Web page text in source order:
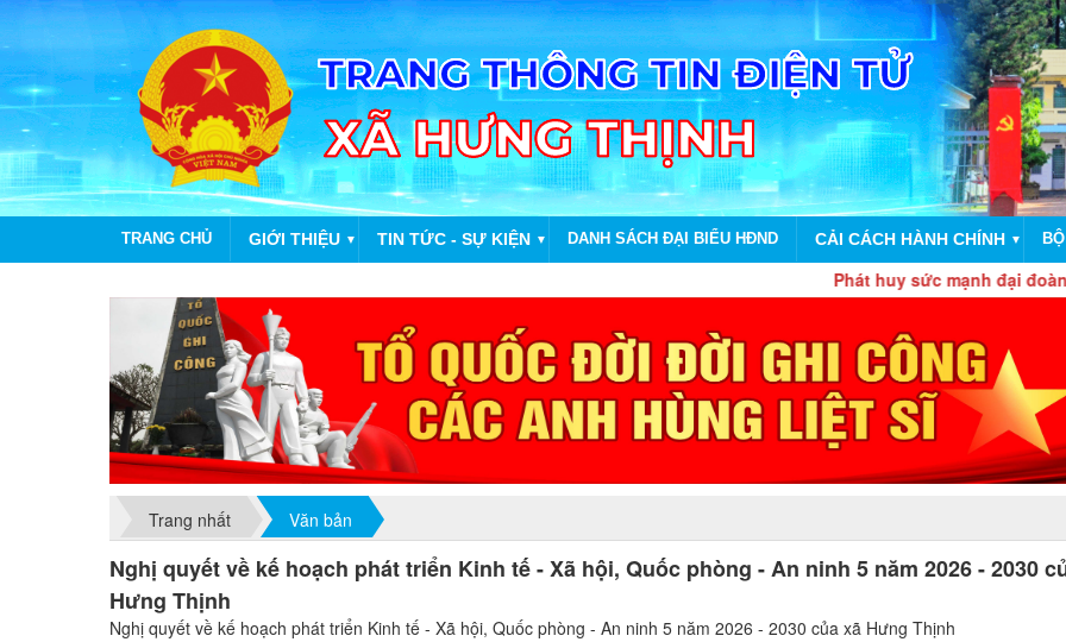
TRANG CHỦ GIỚI THIỆU ▼ TIN TỨC - SỰ KIỆN ▼ DANH SÁCH ĐẠI BIỂU HĐND CẢI CÁCH HÀNH CHÍNH ▼
Phát huy sức mạnh đại đoàn kết
Trang nhất Văn bản
Nghị quyết về kế hoạch phát triển Kinh tế - Xã hội, Quốc phòng - An ninh 5 năm 2026 - 2030
Hưng Thịnh
Nghị quyết về kế hoạch phát triển Kinh tế - Xã hội, Quốc phòng - An ninh 5 năm 2026 - 2030 của xã Hưng Thịnh